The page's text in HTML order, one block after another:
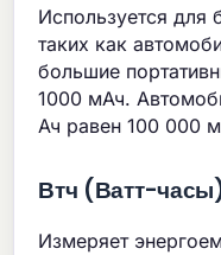
Используется для
таких как
большие
1000 мАч.
Ач равен 100 000
Втч (Ватт-
Измеряет